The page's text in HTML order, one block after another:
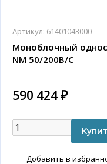
Артикул: 61401043000
Моноблочный
NM 50/200B/C
590 424 ₽
Добавить в